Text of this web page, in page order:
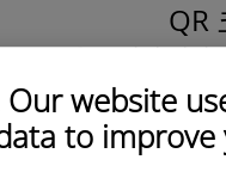
website
to
QR
을 클릭해 데이
유비기 eSIM을